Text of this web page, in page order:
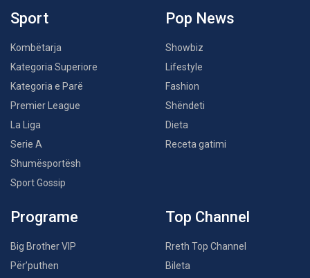
Sport
Kombëtarja
Kategoria Superiore
Kategoria e Parë
Premier League
La Liga
Serie A
Shumësportësh
Sport Gossip
Pop News
Showbiz
Lifestyle
Fashion
Shëndeti
Dieta
Receta gatimi
Programe
Big Brother VIP
Për’puthen
Top Channel
Rreth Top Channel
Bileta